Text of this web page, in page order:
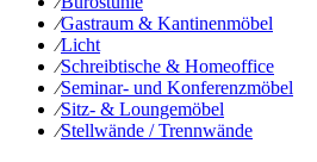
⁄Gastraum & Kantinenmöbel
⁄Licht
⁄Schreibtische & Homeoffice
⁄Seminar- und Konferenzmöbel
⁄Sitz- & Loungemöbel
⁄Stellwände / Trennwände